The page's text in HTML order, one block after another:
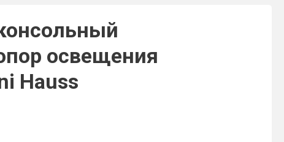
освещения
Hauss